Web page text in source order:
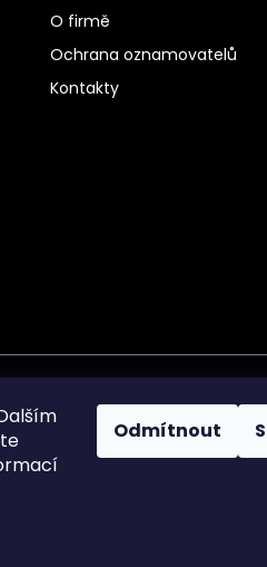
Odmítnout
O firmě
Ochrana oznamovatelů
Kontakty